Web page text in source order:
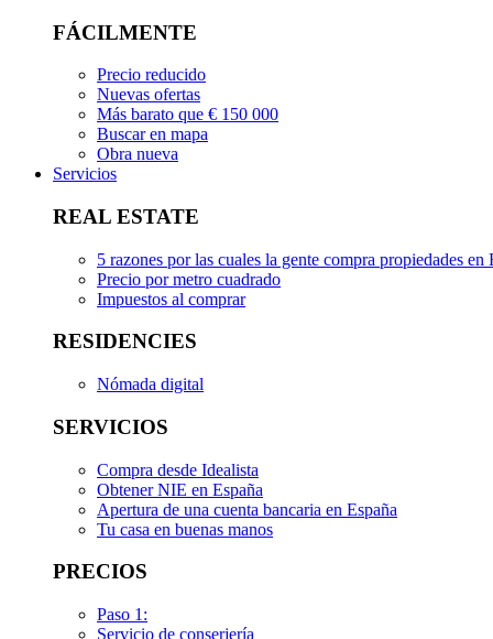
FÁCILMENTE
Precio reducido
Nuevas ofertas
Más barato que € 150 000
Buscar en mapa
Obra nueva
Servicios
REAL ESTATE
5 razones por las cuales la gente compra propiedades en
Precio por metro cuadrado
Impuestos al comprar
RESIDENCIES
Nómada digital
SERVICIOS
Compra desde Idealista
Obtener NIE en España
Apertura de una cuenta bancaria en España
Tu casa en buenas manos
PRECIOS
Paso 1:
Servicio de conserjería